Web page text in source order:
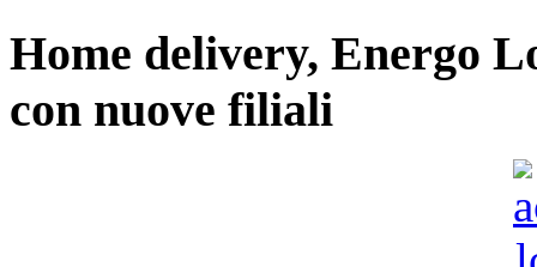
Home delivery, Energo
con nuove filiali